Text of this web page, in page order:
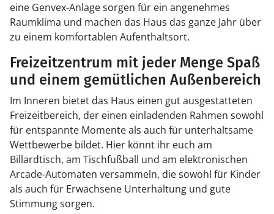
eine Genvex-Anlage sorgen für ein angenehmes
Raumklima und machen das Haus das ganze Jahr über
zu einem komfortablen Aufenthaltsort.
Freizeitzentrum mit jeder Menge Spaß
und einem gemütlichen Außenbereich
Im Inneren bietet das Haus einen gut ausgestatteten
Freizeitbereich, der einen einladenden Rahmen sowohl
für entspannte Momente als auch für unterhaltsame
Wettbewerbe bildet. Hier könnt ihr euch am
Billardtisch, am Tischfußball und am elektronischen
Arcade-Automaten versammeln, die sowohl für Kinder
als auch für Erwachsene Unterhaltung und gute
Stimmung sorgen.